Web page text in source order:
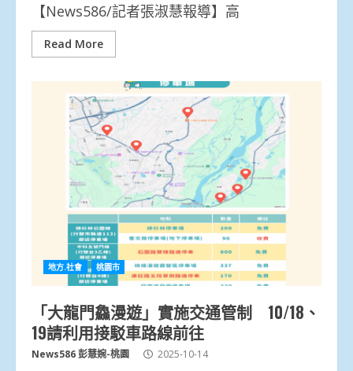
【News586/記者張淑慧報導】高
Read More
地方.社會 桃園市
「大龍門鱻漫遊」實施交通管制 10/18、
19請利用接駁車路線前往
News586 彭慧婉-桃園 2025-10-14